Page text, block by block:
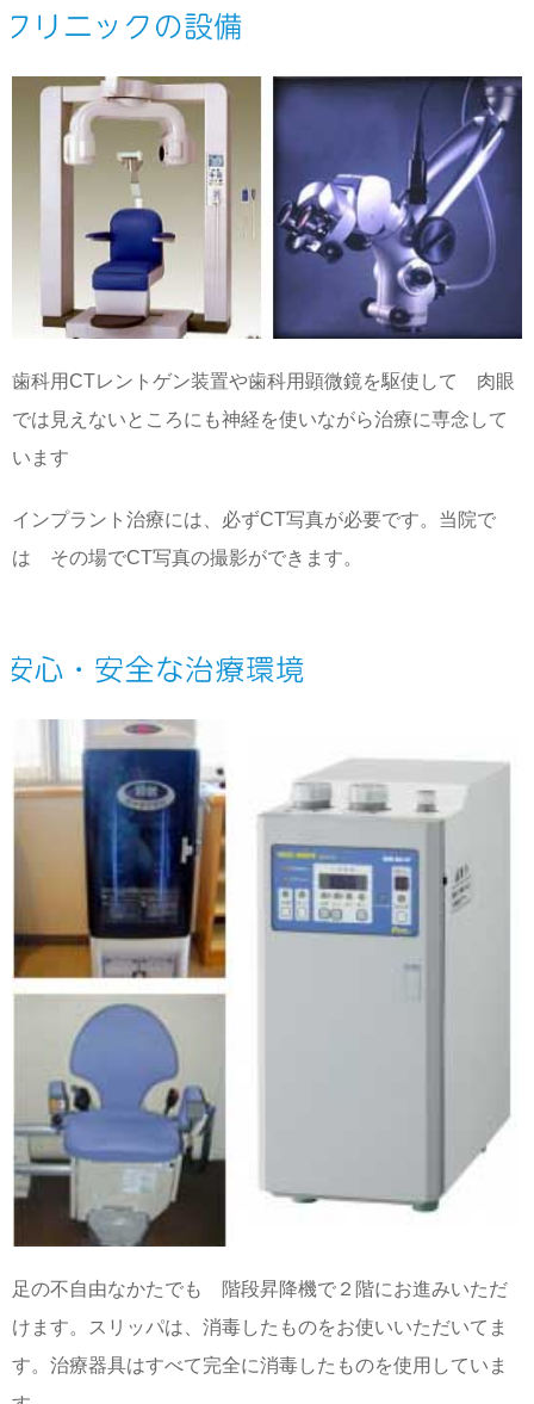
歯科用CTレントゲン装置や歯科用顕微鏡を駆使して 肉眼
では見えないところにも神経を使いながら治療に専念して
います
インプラント治療には、必ずCT写真が必要です。当院で
は その場でCT写真の撮影ができます。
足の不自由なかたでも 階段昇降機で２階にお進みいただ
けます。スリッパは、消毒したものをお使いいただいてま
す。治療器具はすべて完全に消毒したものを使用していま